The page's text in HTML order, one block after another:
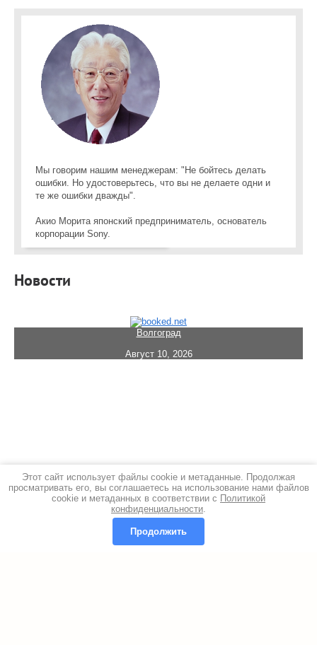
Мы говорим нашим менеджерам: "Не бойтесь делать
ошибки. Но удостоверьтесь, что вы не делаете одни и
те же ошибки дважды".
Акио Морита японский предприниматель, основатель
корпорации Sony.
Новости
Волгоград
Август 10, 2026
Этот сайт использует файлы cookie и метаданные. Продолжая
просматривать его, вы соглашаетесь на использование нами файлов
cookie и метаданных в соответствии с Политикой
конфиденциальности.
Продолжить